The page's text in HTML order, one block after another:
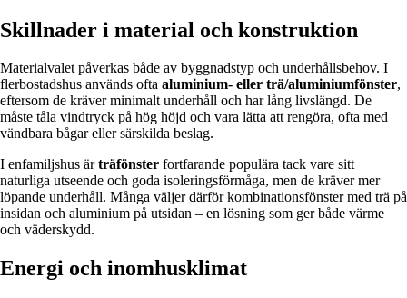
Skillnader i material och konstruktion
Materialvalet påverkas både av byggnadstyp och underhållsbehov. I
flerbostadshus används ofta aluminium- eller trä/aluminiumfönster,
eftersom de kräver minimalt underhåll och har lång livslängd. De
måste tåla vindtryck på hög höjd och vara lätta att rengöra, ofta med
vändbara bågar eller särskilda beslag.
I enfamiljshus ärträfönster fortfarande populära tack vare sitt
naturliga utseende och goda isoleringsförmåga, men de kräver mer
löpande underhåll. Många väljer därför kombinationsfönster med trä på
insidan och aluminium på utsidan – en lösning som ger både värme
och väderskydd.
Energi och inomhusklimat